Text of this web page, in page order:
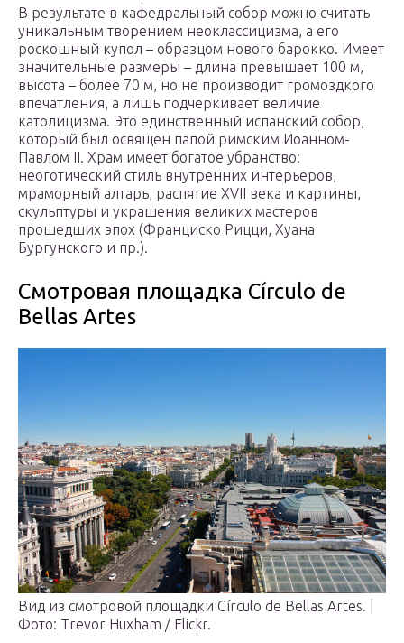
В результате в кафедральный собор можно считать
уникальным творением неоклассицизма, а его
роскошный купол – образцом нового барокко. Имеет
значительные размеры – длина превышает 100 м,
высота – более 70 м, но не производит громоздкого
впечатления, а лишь подчеркивает величие
католицизма. Это единственный испанский собор,
который был освящен папой римским Иоанном-
Павлом II. Храм имеет богатое убранство:
неоготический стиль внутренних интерьеров,
мраморный алтарь, распятие XVII века и картины,
скульптуры и украшения великих мастеров
прошедших эпох (Франциско Рицци, Хуана
Бургунского и пр.).
Смотровая площадка Círculo de
Bellas Artes
Вид из смотровой площадки Círculo de Bellas Artes. |
Фото: Trevor Huxham / Flickr.